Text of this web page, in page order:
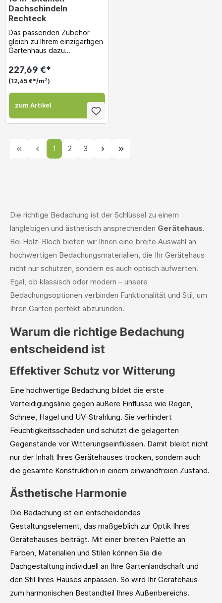
Dachschindeln
Rechteck
Das passenden Zubehör
gleich zu Ihrem einzigartigen
Gartenhaus dazu
227,69 €*
(12,65 €*/m²)
zum Artikel
1 2 3
Die richtige Bedachung ist der Schlüssel zu einem
langlebigen und ästhetisch ansprechenden Gerätehaus.
Bei Holz-Blech bieten wir Ihnen eine breite Auswahl an
hochwertigen Bedachungsmaterialien, die Ihr Gerätehaus
nicht nur schützen, sondern es auch optisch aufwerten.
Egal, ob klassisch oder modern – unsere
Bedachungsoptionen verbinden Funktionalität und Stil, um
Ihren Garten perfekt abzurunden.
Warum die richtige Bedachung
entscheidend ist
Effektiver Schutz vor Witterung
Eine hochwertige Bedachung bildet die erste
Verteidigungslinie gegen äußere Einflüsse wie Regen,
Schnee, Hagel und UV-Strahlung. Sie verhindert
Feuchtigkeitsschäden und schützt die gelagerten
Gegenstände vor Witterungseinflüssen. Damit bleibt nicht
nur der Inhalt Ihres Gerätehauses trocken, sondern auch
die gesamte Konstruktion in einem einwandfreien Zustand.
Ästhetische Harmonie
Die Bedachung ist ein entscheidendes
Gestaltungselement, das maßgeblich zur Optik Ihres
Gerätehauses beiträgt. Mit einer breiten Palette an
Farben, Materialien und Stilen können Sie die
Dachgestaltung individuell an Ihre Gartenlandschaft und
den Stil Ihres Hauses anpassen. So wird Ihr Gerätehaus
zum harmonischen Bestandteil Ihres Außenbereichs.